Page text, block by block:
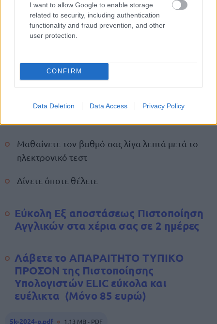
I want to allow Google to enable storage
related to security, including authentication
functionality and fraud prevention, and other
user protection.
CONFIRM
Data Deletion Data Access Privacy Policy
Μπορείτε να την πάρετεεξ αποστάσεως σε
ΜΟΝΟ 2 ημέρες
ΔΕΝ χρειάζεται διάβασμα
Παίρνετε Mock Tests (τεστ προσομοίωσης της
Μαθαίνετε τον βαθμό σας λίγα λεπτά μετά το
ηλεκτρονικό τεστ
Δίνετε όποτε θέλετε
Εύκολη Εξ αποστάσεως Πιστοποίηση
Αγγλικών στα χέρια σας σε 2 ημέρες
Λάβετε το ΑΠΑΡΑΙΤΗΤΟ ΤΥΠΙΚΟ
ΠΡΟΣΟΝ της Πιστοποίησης
Υπολογιστών ELIC εύκολα και
ευέλικτα (Μόνο 85 ευρώ)
5k-2024-p.pdf 1.13 MB - PDF